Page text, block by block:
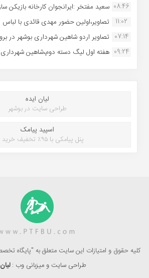
08:46 سعید مفتخر :ایرانجوان کارخانه بازیکن
11:02
تصاویر،اولین حضور مهدی قائدی با لباس
07:14 تصاویر اردو شاهین شهرداری بوشهر
09:24 هفته اول لیگ دسته دوم،شاهین شهرداری
لیان ایده
طراحی سایت در بوشهر
اسپید پیامک
پنل پیامکی با ۹۵٪ تخفیف خرید پنل
کلیه حقوق و امتیازات این سایت متعلق به "پایگاه
طراحی سایت و میزبانی وب :